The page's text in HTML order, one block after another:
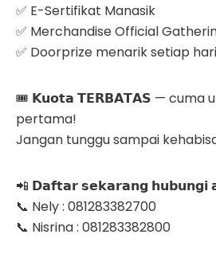
✅ E-Sertifikat Manasik
✅ Merchandise Official
✅ Doorprize menarik setiap hari
🎟 𝗞𝘂𝗼𝘁𝗮 𝗧𝗘𝗥𝗕𝗔𝗧𝗔𝗦 — cuma
pertama!
Jangan tunggu sampai
📲 𝗗𝗮𝗳𝘁𝗮𝗿 𝘀𝗲𝗸𝗮𝗿𝗮𝗻𝗴 𝗵𝘂𝗯𝘂𝗻𝗴𝗶
📞 Nely : 081283382700
📞 Nisrina : 081283382800